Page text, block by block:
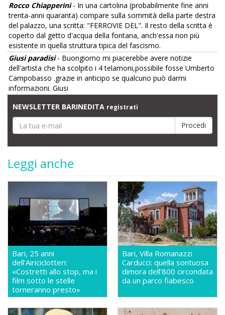
Rocco Chiapperini- In una cartolina (probabilmente fine anni
trenta-anni quaranta) compare sulla sommità della parte destra
del palazzo, una scritta: "FERROVIE DEL". Il resto della scritta è
coperto dal getto d'acqua della fontana, anch'essa non più
esistente in quella struttura tipica del fascismo.
Giusi paradisi- Buongiorno mi piacerebbe avere notizie
dell'artista che ha scolpito i 4 telamoni,possibile fosse Umberto
Campobasso .grazie in anticipo se qualcuno può darmi
informazioni. Giusi
NEWSLETTER BARINEDITA registrati
Leggi anche
Bari, 25 anni
dell'Airiciclotteri:
«Costretti allo stop, ma i
film sotto le stelle
torneranno presto»
Bari, Villa Romanazzi
Carducci: quella sontuosa
dimora dell'800 circondata
da un parco fiabesco